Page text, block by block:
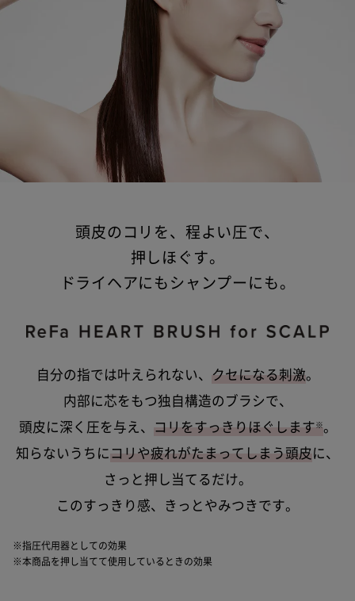
頭皮のコリを、程よい圧で、
押しほぐす。
ドライヘアにもシャンプーにも。
自分の指では叶えられない、 クセになる刺激。
内部に芯をもつ独自構造のブラシで、
頭皮に深く圧を与え、
コリをすっきりほぐします ※ 。
知らないうちに コリや疲れがたまってしまう頭皮に、
さっと押し当てるだけ。
このすっきり感、きっとやみつきです。
※指圧代用器としての効果
※本商品を押し当てて使用しているときの効果